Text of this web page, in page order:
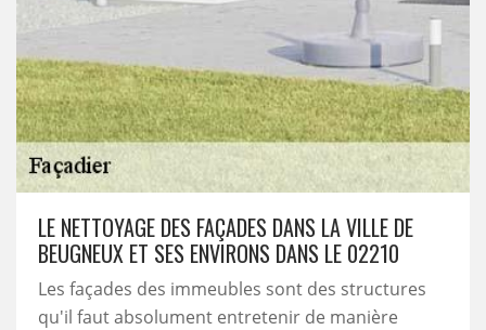
LE NETTOYAGE DES FAÇADES DANS LA VILLE DE
BEUGNEUX ET SES ENVIRONS DANS LE 02210
Les façades des immeubles sont des structures
qu'il faut absolument entretenir de manière